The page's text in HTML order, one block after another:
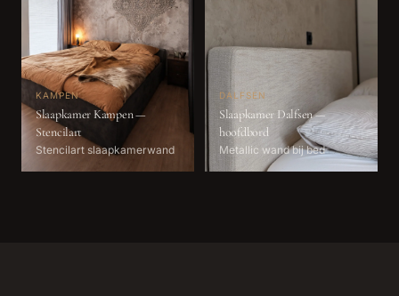
KAMPEN
Slaapkamer Kampen —
Stencilart
Stencilart slaapkamerwand
DALFSEN
Slaapkamer Dalfsen —
hoofdbord
Metallic wand bij bed